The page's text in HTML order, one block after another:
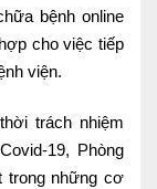
bệnh online
cho việc tiếp
viện.
trách nhiệm
19, Phòng
trong những cơ